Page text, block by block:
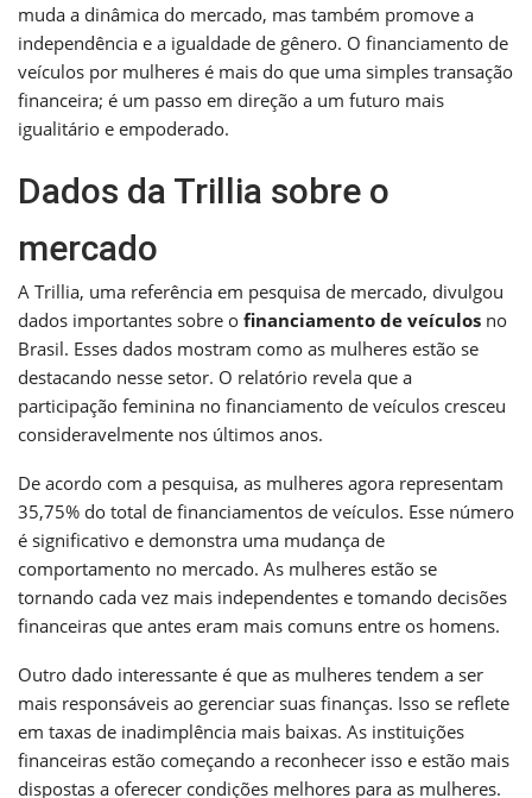
muda a dinâmica do mercado, mas também promove a
independência e a igualdade de gênero. O financiamento de
veículos por mulheres é mais do que uma simples transação
financeira; é um passo em direção a um futuro mais
igualitário e empoderado.
Dados da Trillia sobre o
mercado
A Trillia, uma referência em pesquisa de mercado, divulgou
dados importantes sobre o financiamento de veículos no
Brasil. Esses dados mostram como as mulheres estão se
destacando nesse setor. O relatório revela que a
participação feminina no financiamento de veículos cresceu
consideravelmente nos últimos anos.
De acordo com a pesquisa, as mulheres agora representam
35,75% do total de financiamentos de veículos. Esse número
é significativo e demonstra uma mudança de
comportamento no mercado. As mulheres estão se
tornando cada vez mais independentes e tomando decisões
financeiras que antes eram mais comuns entre os homens.
Outro dado interessante é que as mulheres tendem a ser
mais responsáveis ao gerenciar suas finanças. Isso se reflete
em taxas de inadimplência mais baixas. As instituições
financeiras estão começando a reconhecer isso e estão mais
dispostas a oferecer condições melhores para as mulheres.